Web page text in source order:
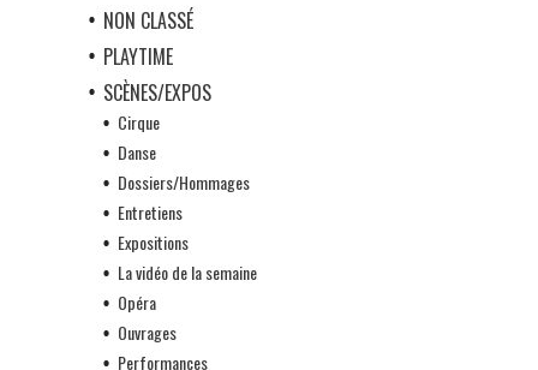
NON CLASSÉ
PLAYTIME
SCÈNES/EXPOS
Cirque
Danse
Dossiers/Hommages
Entretiens
Expositions
La vidéo de la semaine
Opéra
Ouvrages
Performances